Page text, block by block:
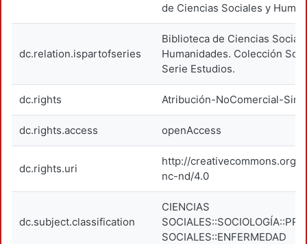
de Ciencias Sociales y
dc.relation.ispartofseries
Biblioteca de Ciencias
Humanidades. Colección
Serie Estudios.
dc.rights Atribución-NoComercial-
dc.rights.access openAccess
dc.rights.uri
http://creativecommons.org/
nc-nd/4.0
dc.subject.classification
CIENCIAS
SOCIALES::ENFERMEDAD